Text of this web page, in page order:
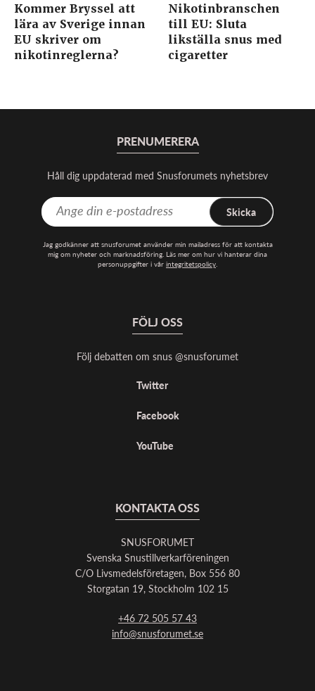
Kommer Bryssel att
lära av Sverige innan
EU skriver om
nikotinreglerna?
Nikotinbranschen
till EU: Sluta
likställa snus med
cigaretter
PRENUMERERA
Håll dig uppdaterad med Snusforumets nyhetsbrev
Skicka
Jag godkänner att snusforumet använder min mailadress för att kontakta
mig om nyheter och marknadsföring. Läs mer om hur vi hanterar dina
personuppgifter i vår integritetspolicy.
FÖLJ OSS
Följ debatten om snus @snusforumet
Twitter
Facebook
YouTube
KONTAKTA OSS
SNUSFORUMET
Svenska Snustillverkarföreningen
C/O Livsmedelsföretagen, Box 556 80
Storgatan 19, Stockholm 102 15
+46 72 505 57 43
info@snusforumet.se